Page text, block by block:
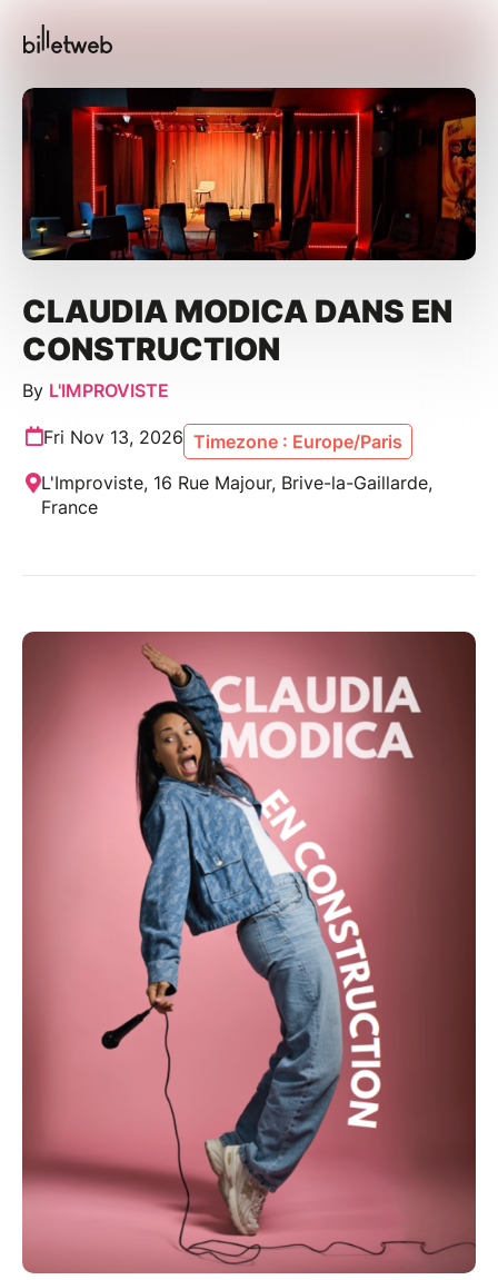
CLAUDIA MODICA DANS EN
CONSTRUCTION
By L'IMPROVISTE
Fri Nov 13, 2026 Timezone : Europe/Paris
L'Improviste, 16 Rue Majour, Brive-la-Gaillarde,
France